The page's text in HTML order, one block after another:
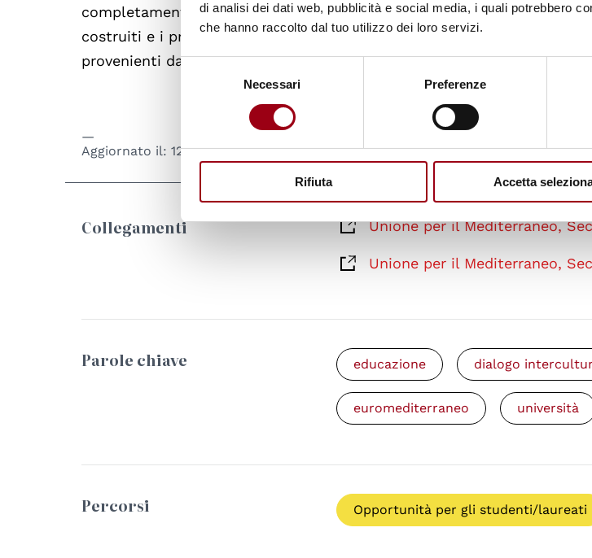
di analisi dei dati web, pubblicità e social media, i quali potrebbero
che hanno raccolto dal tuo utilizzo dei loro servizi.
Selezione
Necessari Preferenze
Rifiuta Accetta
completamento della struttura sarà finalizzato nel 2021, quando tutti
costruiti e i programmi di formazione completati. L'università ospiterà
provenienti da tutta la regione.
Aggiornato il:12.07.2012
Collegamenti Unione per il Mediterraneo,
Unione per il Mediterraneo,
Parole chiave educazione dialogo
euromediterraneo università
Percorsi Opportunità per gli studenti/laureati